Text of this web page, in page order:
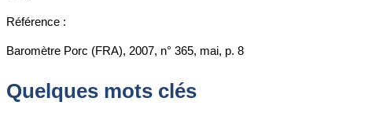
Référence :
Baromètre Porc (FRA), 2007, n° 365, mai, p. 8
Quelques mots clés